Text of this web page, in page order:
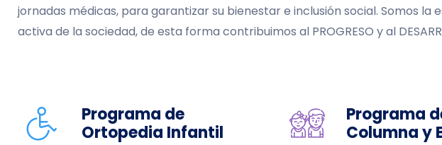
jornadas médicas, para garantizar su bienestar e inclusión social. Somos
activa de la sociedad, de esta forma contribuimos al PROGRESO y al
Programa de
Ortopedia Infantil
Programa
Columna y